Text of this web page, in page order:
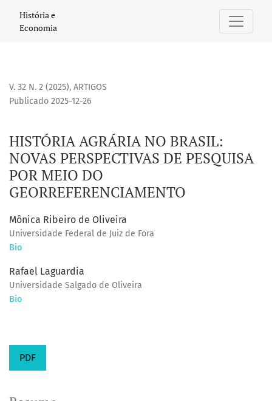
História e
Economia
V. 32 N. 2 (2025), ARTIGOS
HISTÓRIA AGRÁRIA NO BRASIL:
NOVAS PERSPECTIVAS DE PESQUISA
POR MEIO DO
GEORREFERENCIAMENTO
Publicado 2025-12-26
Mônica Ribeiro de Oliveira
Universidade Federal de Juiz de Fora
Bio
Rafael Laguardia
Universidade Salgado de Oliveira
Bio
PDF